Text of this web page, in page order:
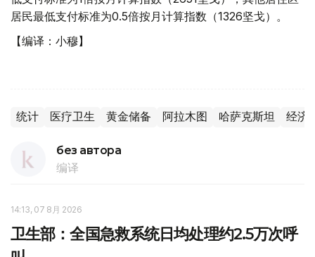
居民最低支付标准为0.5倍按月计算指数（1326坚戈）。
【编译：小穆】
统计 医疗卫生 黄金储备 阿拉木图 哈萨克斯坦 经济
без автора
编译
14:13, 07 8月 2026
卫生部：全国急救系统日均处理约2.5万次呼